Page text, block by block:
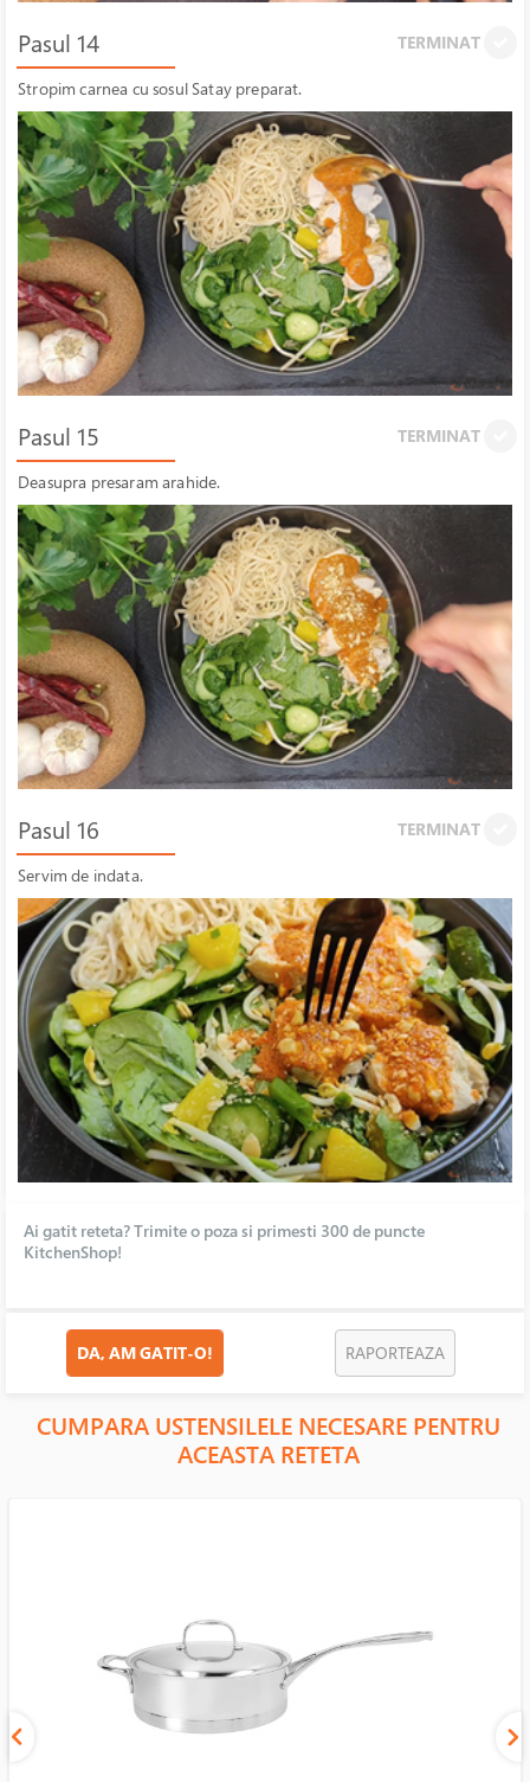
Pasul 14 TERMINAT
Stropim carnea cu sosul Satay preparat.
Pasul 15 TERMINAT
Deasupra presaram arahide.
Pasul 16 TERMINAT
Servim de indata.
Ai gatit reteta? Trimite o poza si primesti 300 de puncte
KitchenShop!
DA, AM GATIT-O! RAPORTEAZA
CUMPARA USTENSILELE NECESARE PENTRU
ACEASTA RETETA